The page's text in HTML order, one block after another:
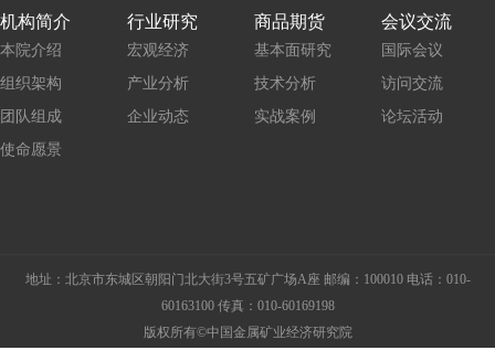
机构简介
本院介绍
组织架构
团队组成
使命愿景
行业研究
宏观经济
产业分析
企业动态
商品期货
基本面研究
技术分析
实战案例
会议交流
国际会议
访问交流
论坛活动
地址：北京市东城区朝阳门北大街3号五矿广场A座 邮编：100010 电话：010-
60163100 传真：010-60169198
版权所有©中国金属矿业经济研究院